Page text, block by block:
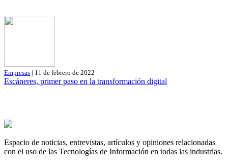
Empresas | 11 de febrero de 2022
Escáneres, primer paso en la transformación digital
Espacio de noticias, entrevistas, artículos y opiniones relacionadas
con el uso de las Tecnologías de Información en todas las industrias.